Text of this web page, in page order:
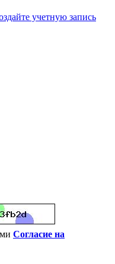
учетную запись
Согласие на